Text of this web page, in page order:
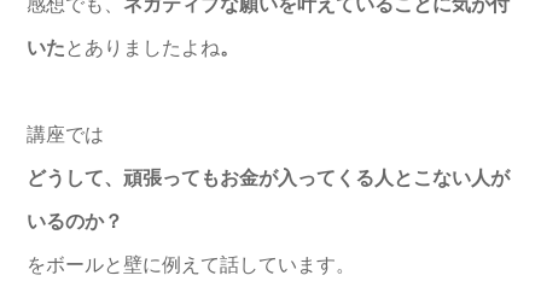
いた とありましたよね。
講座では
どうして、頑張ってもお金が入ってくる人とこない人が
いるのか？
をボールと壁に例えて話しています。